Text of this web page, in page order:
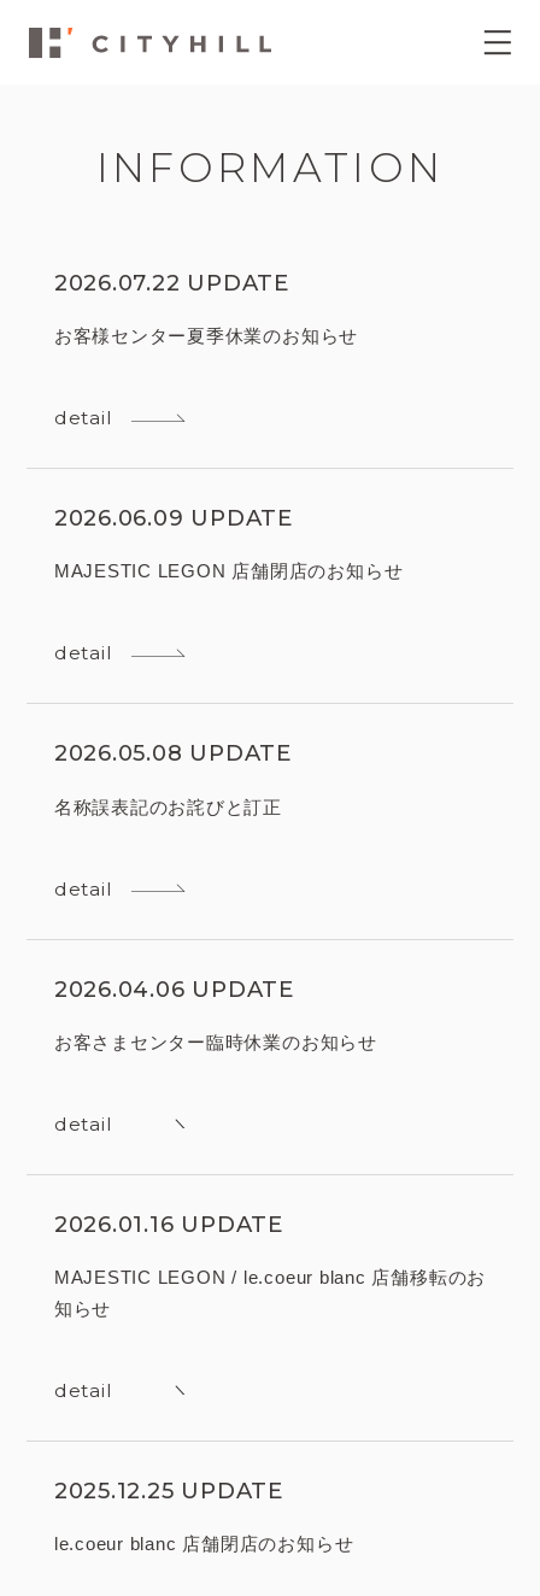
INFORMATION
2026.07.22 UPDATE
お客様センター夏季休業のお知らせ
detail
2026.06.09 UPDATE
MAJESTIC LEGON 店舗閉店のお知らせ
detail
2026.05.08 UPDATE
名称誤表記のお詫びと訂正
detail
2026.04.06 UPDATE
お客さまセンター臨時休業のお知らせ
detail
2026.01.16 UPDATE
MAJESTIC LEGON / le.coeur blanc 店舗移転のお
知らせ
detail
2025.12.25 UPDATE
le.coeur blanc 店舗閉店のお知らせ